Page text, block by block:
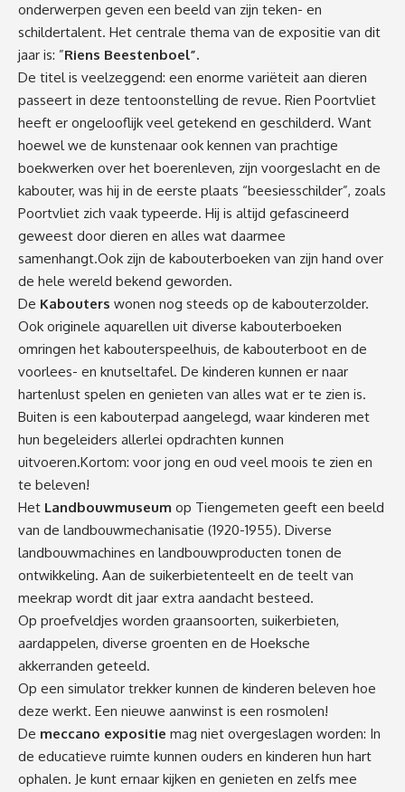
onderwerpen geven een beeld van zijn teken- en
schildertalent. Het centrale thema van de expositie van dit
jaar is: ”Riens Beestenboel”.
De titel is veelzeggend: een enorme variëteit aan dieren
passeert in deze tentoonstelling de revue. Rien Poortvliet
heeft er ongelooflijk veel getekend en geschilderd. Want
hoewel we de kunstenaar ook kennen van prachtige
boekwerken over het boerenleven, zijn voorgeslacht en de
kabouter, was hij in de eerste plaats “beesiesschilder”, zoals
Poortvliet zich vaak typeerde. Hij is altijd gefascineerd
geweest door dieren en alles wat daarmee
samenhangt.Ook zijn de kabouterboeken van zijn hand over
de hele wereld bekend geworden.
De Kabouters wonen nog steeds op de kabouterzolder.
Ook originele aquarellen uit diverse kabouterboeken
omringen het kabouterspeelhuis, de kabouterboot en de
voorlees- en knutseltafel. De kinderen kunnen er naar
hartenlust spelen en genieten van alles wat er te zien is.
Buiten is een kabouterpad aangelegd, waar kinderen met
hun begeleiders allerlei opdrachten kunnen
uitvoeren.Kortom: voor jong en oud veel moois te zien en
te beleven!
Het Landbouwmuseum op Tiengemeten geeft een beeld
van de landbouwmechanisatie (1920-1955). Diverse
landbouwmachines en landbouwproducten tonen de
ontwikkeling. Aan de suikerbietenteelt en de teelt van
meekrap wordt dit jaar extra aandacht besteed.
Op proefveldjes worden graansoorten, suikerbieten,
aardappelen, diverse groenten en de Hoeksche
akkerranden geteeld.
Op een simulator trekker kunnen de kinderen beleven hoe
deze werkt. Een nieuwe aanwinst is een rosmolen!
De meccano expositie mag niet overgeslagen worden: In
de educatieve ruimte kunnen ouders en kinderen hun hart
ophalen. Je kunt ernaar kijken en genieten en zelfs mee